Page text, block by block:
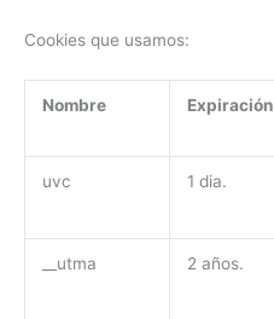
Cookies que usamos:
Nombre Expiración
uvc 1 dia.
__utma 2 años.